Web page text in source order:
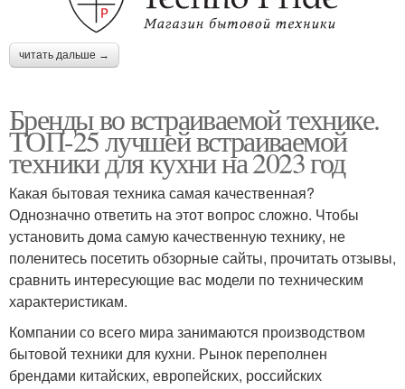
читать дальше →
Бренды во встраиваемой технике.
ТОП-25 лучшей встраиваемой
техники для кухни на 2023 год
Какая бытовая техника самая качественная?
Однозначно ответить на этот вопрос сложно. Чтобы
установить дома самую качественную технику, не
поленитесь посетить обзорные сайты, прочитать отзывы,
сравнить интересующие вас модели по техническим
характеристикам.
Компании со всего мира занимаются производством
бытовой техники для кухни. Рынок переполнен
брендами китайских, европейских, российских